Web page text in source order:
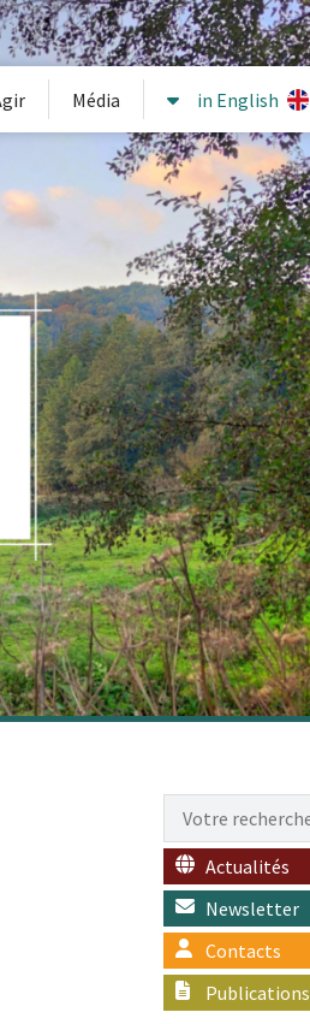
Média in English
Actualités
Newsletter
Contacts
Publications